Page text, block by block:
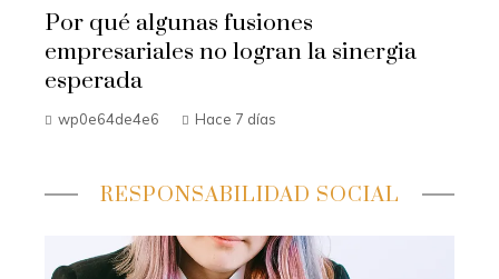
Por qué algunas fusiones
empresariales no logran la sinergia
esperada
wp0e64de4e6 Hace 7 días
RESPONSABILIDAD SOCIAL